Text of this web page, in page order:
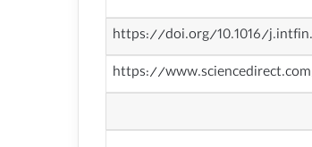
https://doi.org/10.1016/
https://